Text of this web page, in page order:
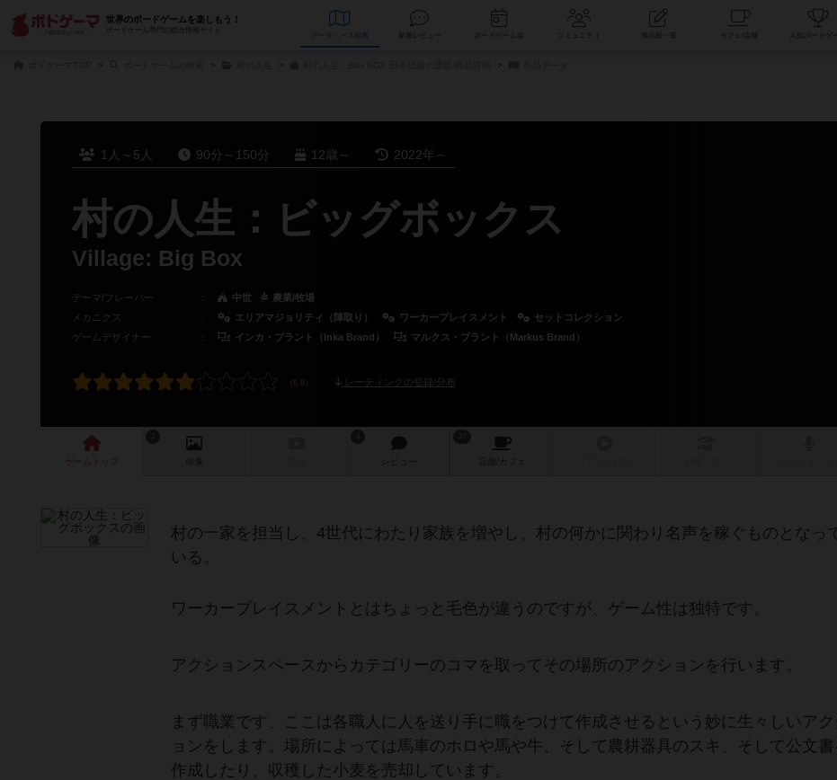
世界のボードゲームを楽しもう！
ボードゲーム専門の総合情報サイト
データベース コミュニティ
1人～5人 90分～150分 12歳～ 2022年～
村の人生：ビッグボックス
Village: Big Box
テーマ/フレーバー ： 中世
農業/牧場
メカニクス
： エリアマジョリティ（陣取り） ワーカープレイスメント
セットコレクション
ゲームデザイナー
： インカ・ブラント（Inka Brand） マルクス・ブラント（Markus Brand）
レーティングの登録/分布
ゲーム 画像 レビュー 店舗/ カフェ
村の一家を担当し、4世代にわたり家族を増やし、村の何かに関わり名声を稼ぐものとなっ
いる。
ワーカープレイスメントとはちょっと毛色が違うのですが、ゲーム性は独特です。
アクションスペースからカテゴリーのコマを取ってその場所のアクションを行います。
まず職業です、ここは各職人に人を送り手に職をつけて作成させるという妙に生々しいアク
ョンをします。場所によっては馬車のホロや馬や牛、そして農耕器具のスキ、そして公文書
作成したり、収穫した小麦を売却しています。